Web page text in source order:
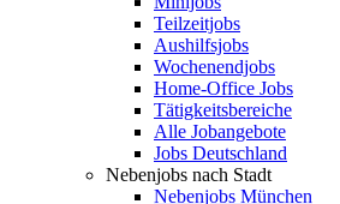
Teilzeitjobs
Aushilfsjobs
Wochenendjobs
Home-Office Jobs
Tätigkeitsbereiche
Alle Jobangebote
Jobs Deutschland
Nebenjobs nach Stadt
Nebenjobs München